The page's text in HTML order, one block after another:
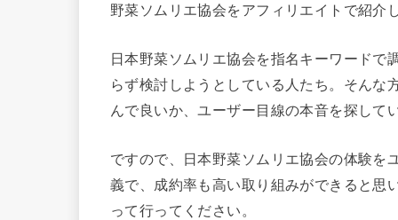
野菜ソムリエ協会をアフィリエイトで紹介
日本野菜ソムリエ協会を指名キーワードで
らず検討しようとしている人たち。そんな
んで良いか、ユーザー目線の本音を探して
ですので、日本野菜ソムリエ協会の体験を
義で、成約率も高い取り組みができると思
って行ってください。